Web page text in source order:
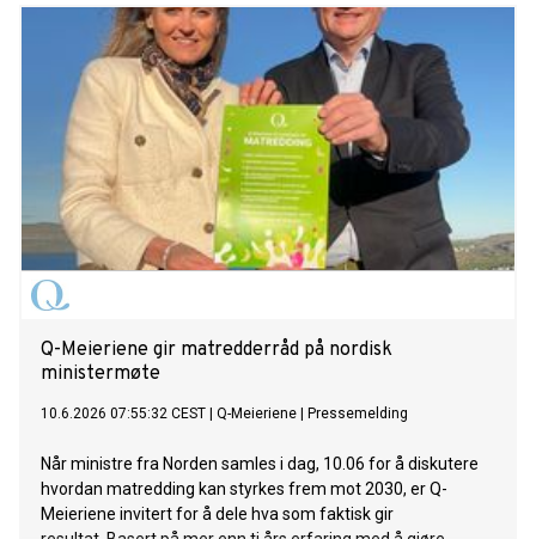
Q-Meieriene gir matredderråd på nordisk
ministermøte
10.6.2026 07:55:32 CEST Q-Meieriene Pressemelding
Når ministre fra Norden samles i dag, 10.06 for å diskutere
hvordan matredding kan styrkes frem mot 2030, er Q-
Meieriene invitert for å dele hva som faktisk gir